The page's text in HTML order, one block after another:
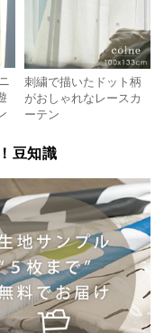
刺繍で描いたドット柄
がおしゃれなレースカ
ーテン
豆知識